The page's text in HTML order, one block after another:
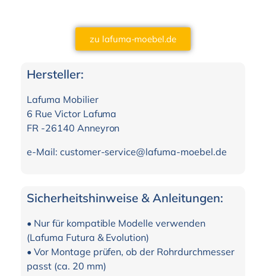
zu lafuma-moebel.de
Hersteller:
Lafuma Mobilier
6 Rue Victor Lafuma
FR -26140 Anneyron
e-Mail: customer-service@lafuma-moebel.de
Sicherheitshinweise & Anleitungen:
• Nur für kompatible Modelle verwenden
(Lafuma Futura & Evolution)
• Vor Montage prüfen, ob der Rohrdurchmesser
passt (ca. 20 mm)